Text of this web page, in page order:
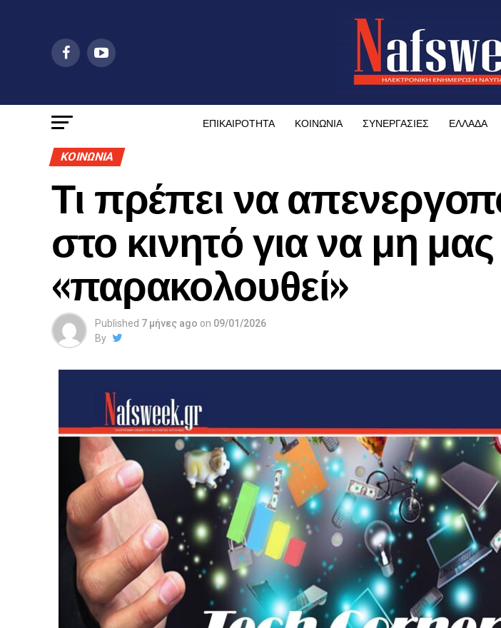
ΕΠΙΚΑΙΡΟΤΗΤΑ ΚΟΙΝΩΝΙΑ ΣΥΝΕΡΓΑΣΙΕΣ ΕΛΛΑΔΑ
ΚΟΙΝΩΝΙΑ
Τι πρέπει να
στο κινητό για να μη μας
«παρακολουθεί»
Published 7 μήνες ago on 09/01/2026
By